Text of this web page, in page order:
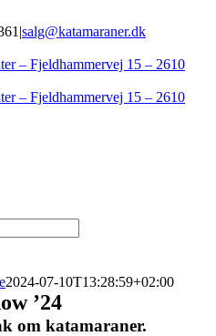
|salg@katamaraner.dk
2024-07-10T13:28:59+02:00
’24
om katamaraner.